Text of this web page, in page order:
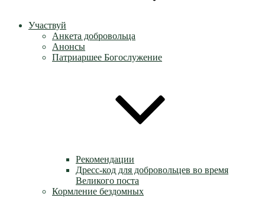
Участвуй
Анкета добровольца
Анонсы
Патриаршее Богослужение
Рекомендации
Дресс-код для добровольцев во время
Великого поста
Кормление бездомных